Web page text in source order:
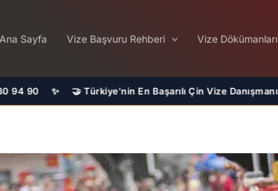
Ana Sayfa Vize Başvuru Rehberi Vize Dökümanları
Çin Vize Danışmanı Acentesiyiz